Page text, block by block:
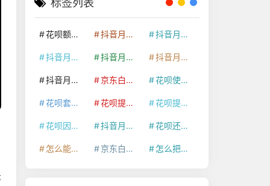
标签列表
花呗额度提升 抖音月付套现24小时接单 抖音月付套现怎么套
抖音月付套现多少手续费 抖音月付套现商家有哪些 抖音月付套现30秒技巧
抖音月付套现最新方法 京东白条额度提升 花呗使用技巧
花呗套取现金最佳方法 花呗提额技巧 花呗提现怎么操作
花呗因为套现被限额了这种情况要多久才会好 抖音月付套现秒回100起 花呗还款技巧
怎么能把京东白条额度钱套出来 京东白条套出来手续费多少 怎么把京东白条的钱取出来